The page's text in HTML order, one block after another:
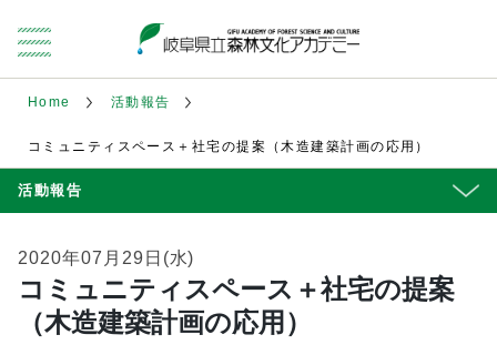
Home 活動報告
コミュニティスペース＋社宅の提案（木造建築計画の応用）
活動報告
2020年07月29日(水)
コミュニティスペース＋社宅の提案
（木造建築計画の応用）